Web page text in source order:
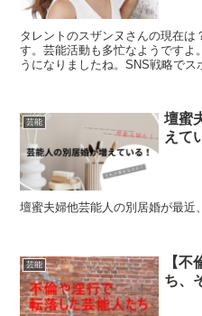
タレントのスザンヌさんの現在
す。芸能活動も多忙なようですよ
うになりましたね。SNS戦略で
芸能
壇蜜
えて
壇蜜夫婦他芸能人の別居婚が最近
芸能
【
ち、